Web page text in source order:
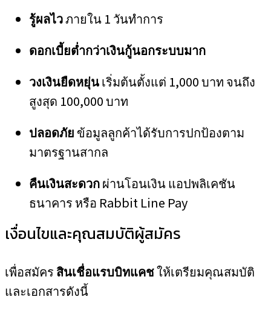
รู้ผลไวภายใน 1 วันทำการ
ดอกเบี้ยต่ำกว่าเงินกู้นอกระบบมาก
วงเงินยืดหยุ่นเริ่มต้นตั้งแต่ 1,000 บาท จนถึง
สูงสุด 100,000 บาท
ปลอดภัย ข้อมูลลูกค้าได้รับการปกป้องตาม
มาตรฐานสากล
คืนเงินสะดวกผ่านโอนเงิน แอปพลิเคชัน
ธนาคาร หรือ Rabbit Line Pay
เงื่อนไขและคุณสมบัติผู้สมัคร
เพื่อสมัคร สินเชื่อแรบบิทแคชให้เตรียมคุณสมบัติ
และเอกสารดังนี้